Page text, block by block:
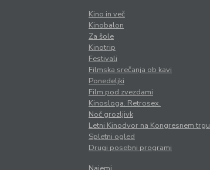
Kino in več
Kinobalon
Za šole
Kinotrip
Festivali
Filmska srečanja ob kavi
Ponedeljki
Film pod zvezdami
Kinosloga. Retrosex.
Noč grozljivk
Letni Kinodvor na Kongresnem trgu
Spletni ogled
Drugi posebni programi